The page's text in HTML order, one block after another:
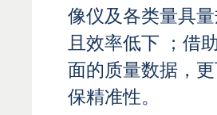
像仪及各类量具
且效率低下 ；借
面的质量数据，
保精准性。